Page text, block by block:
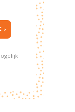
JOUW NIEUWSBRIEFKEUZE >